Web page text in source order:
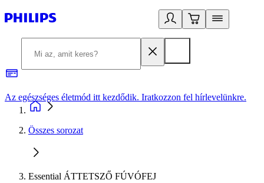
Az egészséges életmód itt kezdődik. Iratkozzon fel hírlevelünkre.
Összes sorozat
Essential ÁTTETSZŐ FÚVÓFEJ